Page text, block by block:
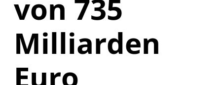
von 735
Milliarden
Euro